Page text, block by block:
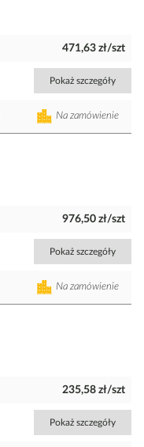
471,63 zł/szt
Pokaż szczegóły
Na zamówienie
976,50 zł/szt
Pokaż szczegóły
Na zamówienie
235,58 zł/szt
Pokaż szczegóły